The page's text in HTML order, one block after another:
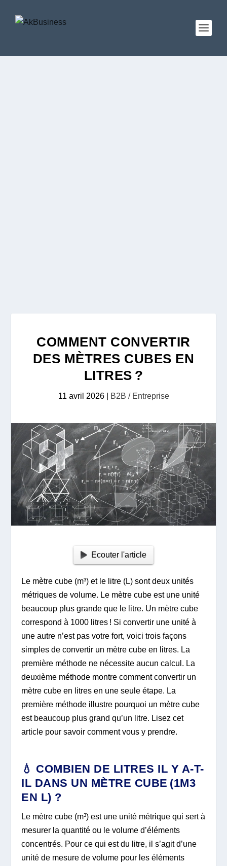
COMMENT CONVERTIR
DES MÈTRES CUBES EN
LITRES ?
11 avril 2026| B2B / Entreprise
Ecouter l'article
Le mètre cube (m³) et le litre (L) sont deux unités
métriques de volume. Le mètre cube est une unité
beaucoup plus grande que le litre. Un mètre cube
correspond à 1000 litres ! Si convertir une unité à
une autre n’est pas votre fort, voici trois façons
simples de convertir un mètre cube en litres. La
première méthode ne nécessite aucun calcul. La
deuxième méthode montre comment convertir un
mètre cube en litres en une seule étape. La
première méthode illustre pourquoi un mètre cube
est beaucoup plus grand qu’un litre. Lisez cet
article pour savoir comment vous y prendre.
💧 COMBIEN DE LITRES IL Y A-T-
IL DANS UN MÈTRE CUBE (1M3
EN L) ?
Le mètre cube (m³) est une unité métrique qui sert à
mesurer la quantité ou le volume d’éléments
concentrés. Pour ce qui est du litre, il s’agit d’une
unité de mesure de volume pour les éléments